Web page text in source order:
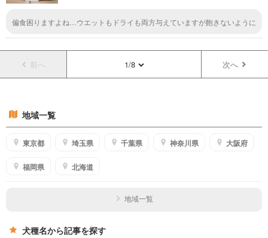
偏食困りますよね…ウエットもドライも両方与えていますが飽きないように
でも食べてくれなけりゃ意味が無いですね。
前へ 1/8 次へ
地域一覧
東京都 埼玉県 千葉県 神奈川県 大阪府
福岡県 北海道
地域一覧
犬種名から記事を探す